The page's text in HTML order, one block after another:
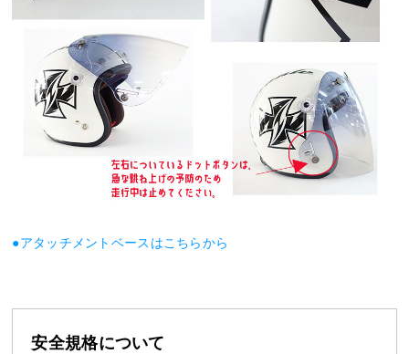
●アタッチメントベースはこちらから
安全規格について